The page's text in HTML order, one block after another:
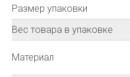
Размер упаковки
Вес товара в упаковке
Материал